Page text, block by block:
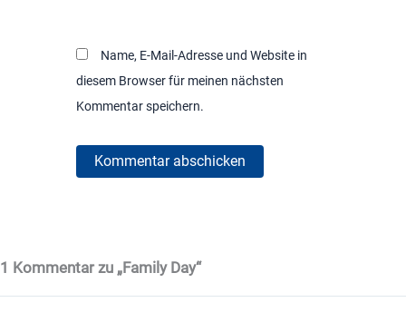
Name, E-Mail-Adresse und Website in
diesem Browser für meinen nächsten
Kommentar speichern.
1 Kommentar zu „Family Day“